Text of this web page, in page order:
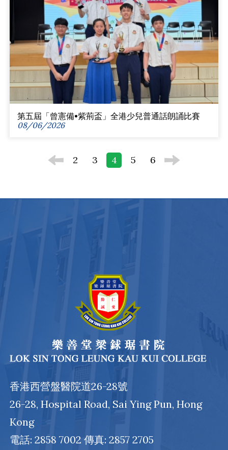
第五屆「曾憲備•紫荊盃」全港少兒普通話朗誦比賽
08/06/2026
2 3 4 5 6
香港西營盤醫院道26-28號
26-28, Hospital Road, Sai Ying Pun, Hong
Kong
電話: 2858 7002 傳真: 2857 2705